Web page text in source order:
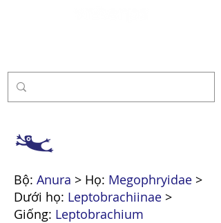
Bộ: Anura > Họ: Megophryidae >
Dưới họ: Leptobrachiinae >
Giống: Leptobrachium